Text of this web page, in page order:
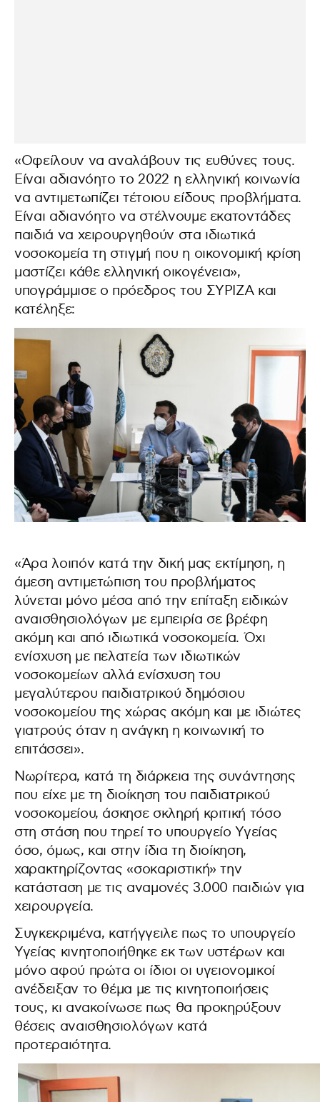
«Οφείλουν να αναλάβουν τις ευθύνες τους.
Είναι αδιανόητο το 2022 η ελληνική κοινωνία
να αντιμετωπίζει τέτοιου είδους προβλήματα.
Είναι αδιανόητο να στέλνουμε εκατοντάδες
παιδιά να χειρουργηθούν στα ιδιωτικά
νοσοκομεία τη στιγμή που η οικονομική κρίση
μαστίζει κάθε ελληνική οικογένεια»,
υπογράμμισε ο πρόεδρος του ΣΥΡΙΖΑ και
κατέληξε:
«Άρα λοιπόν κατά την δική μας εκτίμηση, η
άμεση αντιμετώπιση του προβλήματος
λύνεται μόνο μέσα από την επίταξη ειδικών
αναισθησιολόγων με εμπειρία σε βρέφη
ακόμη και από ιδιωτικά νοσοκομεία. Όχι
ενίσχυση με πελατεία των ιδιωτικών
νοσοκομείων αλλά ενίσχυση του
μεγαλύτερου παιδιατρικού δημόσιου
νοσοκομείου της χώρας ακόμη και με ιδιώτες
γιατρούς όταν η ανάγκη η κοινωνική το
επιτάσσει».
Νωρίτερα, κατά τη διάρκεια της συνάντησης
που είχε με τη διοίκηση του παιδιατρικού
νοσοκομείου, άσκησε σκληρή κριτική τόσο
στη στάση που τηρεί το υπουργείο Υγείας
όσο, όμως, και στην ίδια τη διοίκηση,
χαρακτηρίζοντας «σοκαριστική» την
κατάσταση με τις αναμονές 3.000 παιδιών για
χειρουργεία.
Συγκεκριμένα, κατήγγειλε πως το υπουργείο
Υγείας κινητοποιήθηκε εκ των υστέρων και
μόνο αφού πρώτα οι ίδιοι οι υγειονομικοί
ανέδειξαν το θέμα με τις κινητοποιήσεις
τους, κι ανακοίνωσε πως θα προκηρύξουν
θέσεις αναισθησιολόγων κατά
προτεραιότητα.